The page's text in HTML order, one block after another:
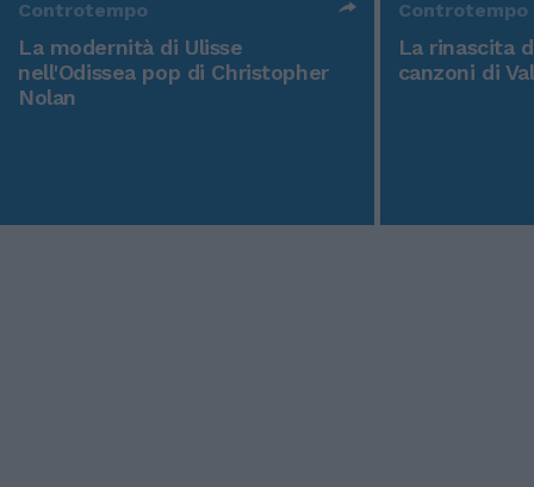
Controtempo
La modernità di Ulisse
nell'Odissea pop di Christopher
Nolan
Controtempo
La rinascita
canzoni di